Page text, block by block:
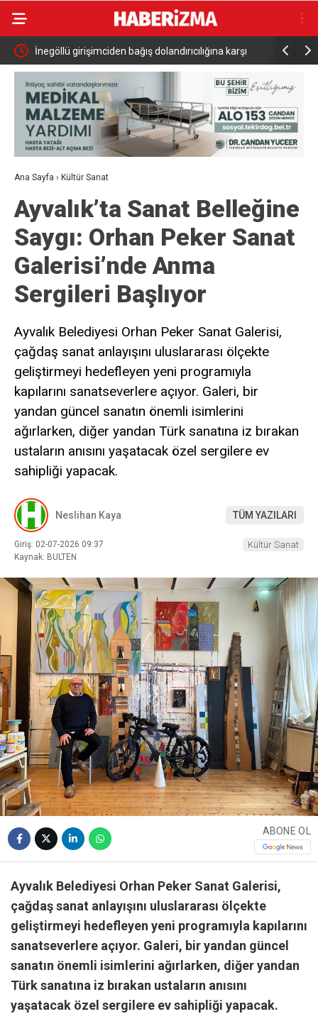
İnegöllü girişimciden bağış dolandırıcılığına karşı
dijital çözüm: “Askıda”
Başkan
Ana Sayfa › Kültür Sanat
Ayvalık’ta Sanat Belleğine
Saygı: Orhan Peker Sanat
Galerisi’nde Anma
Sergileri Başlıyor
Ayvalık Belediyesi Orhan Peker Sanat Galerisi,
çağdaş sanat anlayışını uluslararası ölçekte
geliştirmeyi hedefleyen yeni programıyla
kapılarını sanatseverlere açıyor. Galeri, bir
yandan güncel sanatın önemli isimlerini
ağırlarken, diğer yandan Türk sanatına iz bırakan
ustaların anısını yaşatacak özel sergilere ev
sahipliği yapacak.
Neslihan Kaya TÜM YAZILARI
Giriş: 02-07-2026 09:37
Kaynak: BULTEN
Kültür Sanat
ABONE OL
Ayvalık Belediyesi Orhan Peker Sanat Galerisi,
çağdaş sanat anlayışını uluslararası ölçekte
geliştirmeyi hedefleyen yeni programıyla kapılarını
sanatseverlere açıyor. Galeri, bir yandan güncel
sanatın önemli isimlerini ağırlarken, diğer yandan
Türk sanatına iz bırakan ustaların anısını
yaşatacak özel sergilere ev sahipliği yapacak.